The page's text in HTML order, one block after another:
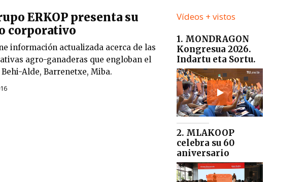
ERKOP presenta su
corporativo
información actualizada acerca de las
agro-ganaderas que engloban el
Behi-Alde, Barrenetxe, Miba.
Vídeos + vistos
1. MONDRAGON
Kongresua 2026.
Indartu eta Sortu.
2. MLAKOOP
celebra su 60
aniversario